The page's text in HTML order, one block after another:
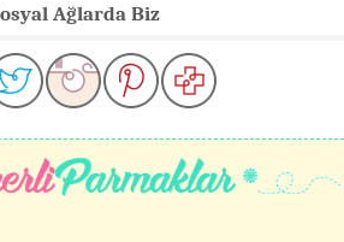
Ağlarda Biz